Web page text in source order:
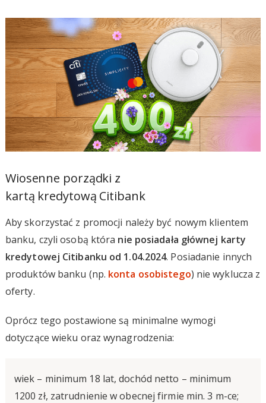
Wiosenne porządki z
kartą kredytową Citibank
Aby skorzystać z promocji należy być nowym klientem
banku, czyli osobą która nie posiadała głównej karty
kredytowej Citibanku od 1.04.2024. Posiadanie innych
produktów banku (np. konta osobistego) nie wyklucza z
oferty.
Oprócz tego postawione są minimalne wymogi
dotyczące wieku oraz wynagrodzenia:
wiek – minimum 18 lat, dochód netto – minimum
1200 zł, zatrudnienie w obecnej firmie min. 3 m-ce;